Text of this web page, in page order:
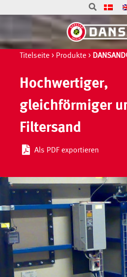
Titelseite > Produkte >
Hochwertiger,
gleichförmiger
Filtersand
Als PDF exportieren